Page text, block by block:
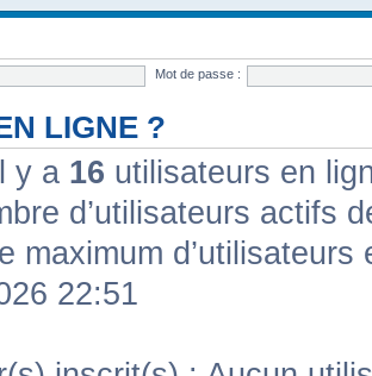
Mot de passe :
LIGNE ?
y a 16 utilisateurs en
d’utilisateurs actifs
maximum
22:51